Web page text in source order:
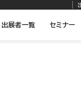
出展者一覧 セミナー